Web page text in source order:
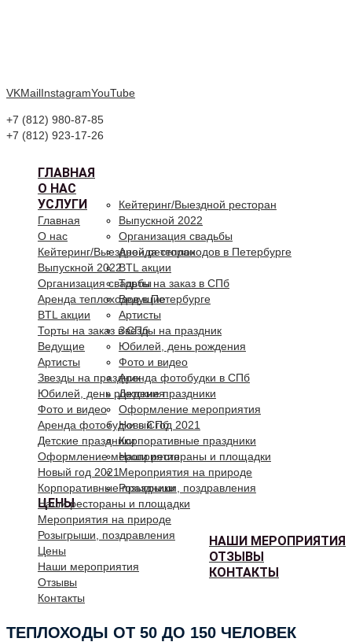
VKMailInstagramYouTube
+7 (812) 980-87-85
+7 (812) 923-17-26
ГЛАВНАЯ
О НАС
УСЛУГИ
Кейтеринг/Выездной ресторан
Выпускной 2022
Организация свадьбы
Аренда теплоходов в Петербурге
BTL акции
Торты на заказ в СПб
Ведущие
Артисты
Звезды на праздник
Юбилей, день рождения
Фото и видео
Аренда фотобудки в СПб
Детские праздники
Оформление мероприятия
Новый год 2021
Корпоративные праздники
Наши рестораны и площадки
Мероприятия на природе
Розыгрыши, поздравления
ЦЕНЫ
НАШИ МЕРОПРИЯТИЯ
ОТЗЫВЫ
КОНТАКТЫ
Главная
О нас
Кейтеринг/Выездной ресторан
Выпускной 2022
Организация свадьбы
Аренда теплоходов в Петербурге
BTL акции
Торты на заказ в СПб
Ведущие
Артисты
Звезды на праздник
Юбилей, день рождения
Фото и видео
Аренда фотобудки в СПб
Детские праздники
Оформление мероприятия
Новый год 2021
Корпоративные праздники
Наши рестораны и площадки
Мероприятия на природе
Розыгрыши, поздравления
Цены
Наши мероприятия
Отзывы
Контакты
ТЕПЛОХОДЫ ОТ 50 ДО 150 ЧЕЛОВЕК